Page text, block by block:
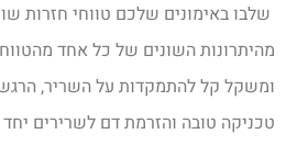
שלבו באימונים שלכם טווחי חזרות
מהיתרונות השונים של כל אחד
ומשקל קל להתמקדות על השריר,
טכניקה טובה והזרמת דם לשרירים